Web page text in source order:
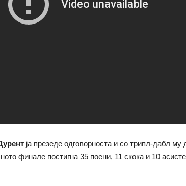
ја презеде одговорноста и со трипл-дабл
финале постигна 35 поени, 11 скока и 10